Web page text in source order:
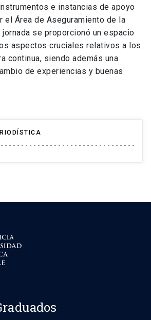
e instancias de apoyo
el Área de Aseguramiento de la
jornada se proporcionó un espacio
aspectos cruciales relativos a los
continua, siendo además una
de experiencias y buenas